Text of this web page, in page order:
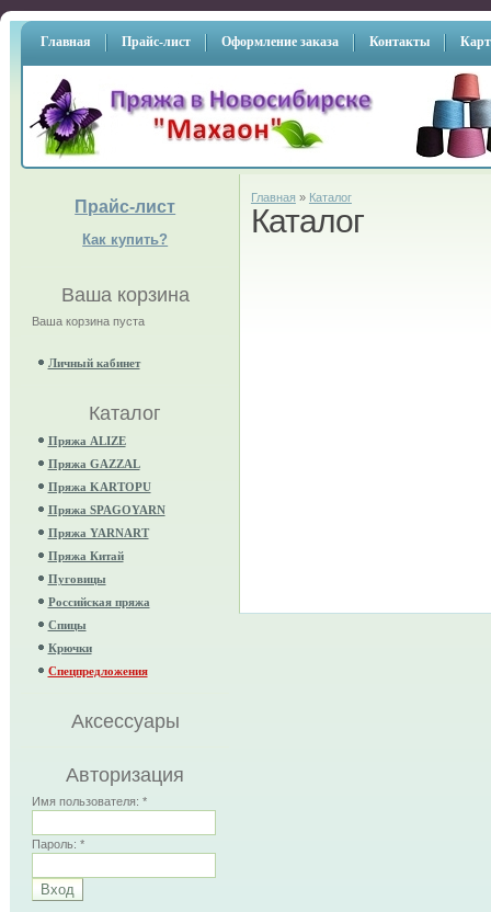
Главная Прайс-лист Оформление заказа Контакты
Прайс-лист
Как купить?
Ваша корзина
Ваша корзина пуста
Личный кабинет
Каталог
Пряжа ALIZE
Пряжа GAZZAL
Пряжа KARTOPU
Пряжа SPAGOYARN
Пряжа YARNART
Пряжа Китай
Пуговицы
Российская пряжа
Спицы
Крючки
Спецпредложения
Аксессуары
Авторизация
Имя пользователя: *
Пароль: *
Главная » Каталог
Каталог